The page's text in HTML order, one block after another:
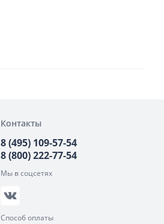
Контакты
8 (495) 109-57-54
8 (800) 222-77-54
Мы в соцсетях
Способ оплаты